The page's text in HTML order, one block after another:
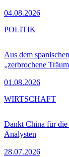
04.08.2026
Aus dem
„zerbrochene
01.08.2026
POLITIK
Dankt China für
Analysten
28.07.2026
WIRTSCHAFT